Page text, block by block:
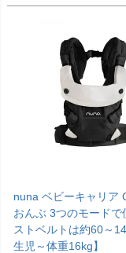
nuna ベビーキャリア
おんぶ 3つのモード
ストベルトは約60～
生児～体重16kg】